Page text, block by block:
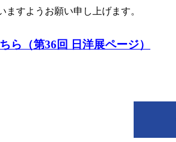
ますようお願い申し上げます。
ら（第36回 日洋展ページ）